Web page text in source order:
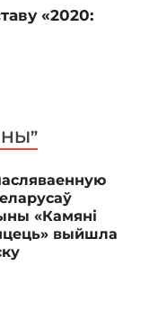
«2020:
«Камяні
выйшла